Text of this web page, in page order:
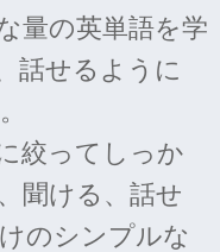
量の英単語を学
話せるように
絞ってしっか
聞ける、話せ
のシンプルな